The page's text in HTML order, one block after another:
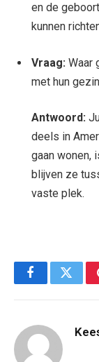
en de
kunnen
Vraag: Waar
met hun
Antwoord:
deels in
gaan wonen,
blijven ze
vaste plek.
Facebook